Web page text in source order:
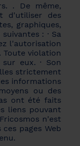
. De même,
d'utiliser des
graphiques,
: · Sa
l'autorisation
Toute violation
eux. · Son
strictement
informations
ou des
ont été faits
liens pouvant
n'est
pages Web